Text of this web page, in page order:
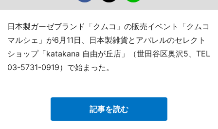
日本製ガーゼブランド「クムコ」の販売イベント「クムコ
マルシェ」が6月11日、日本製雑貨とアパレルのセレクト
ショップ「katakana 自由が丘店」（世田谷区奥沢5、TEL
03-5731-0919）で始まった。
記事を読む